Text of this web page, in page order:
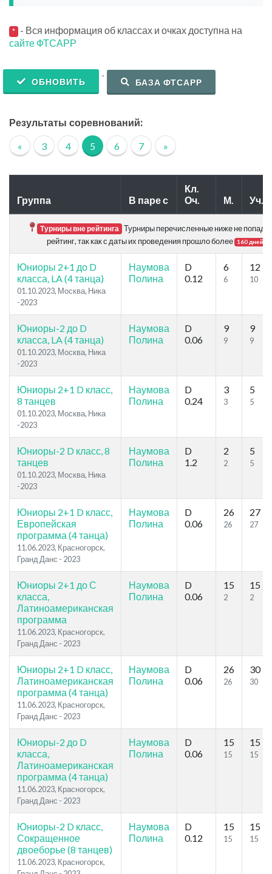
* - Вся информация об классах и очках доступна на
сайте ФТСАРР
ОБНОВИТЬ
.
БАЗА ФТСАРР
Результаты соревнований:
« 3 4 5 6 7 »
Группа В паре с
Кл.
Оч.
М. Уч.
Турниры вне рейтинга Турниры перечисленные ниже не
рейтинг, так как с даты их проведения прошло более 160 дней
Юниоры 2+1 до D
класса, LA (4 танца)
01.10.2023, Москва, Ника
-2023
Наумова
Полина
D
0.12
6
6
12
10
Юниоры-2 до D
класса, LA (4 танца)
01.10.2023, Москва, Ника
-2023
Наумова
Полина
D
0.06
9
9
9
9
Юниоры 2+1 D класс,
8 танцев
01.10.2023, Москва, Ника
-2023
Наумова
Полина
D
0.24
3
3
5
5
Юниоры-2 D класс, 8
танцев
01.10.2023, Москва, Ника
-2023
Наумова
Полина
D
1.2
2
2
5
5
Юниоры 2+1 D класс,
Европейская
программа (4 танца)
11.06.2023, Красногорск,
Гранд Данс - 2023
Наумова
Полина
D
0.06
26
26
27
27
Юниоры 2+1 до С
класса,
Латиноамериканская
программа
11.06.2023, Красногорск,
Гранд Данс - 2023
Наумова
Полина
D
0.06
15
2
15
2
Юниоры 2+1 D класс,
Латиноамериканская
программа (4 танца)
11.06.2023, Красногорск,
Гранд Данс - 2023
Наумова
Полина
D
0.06
26
26
30
30
Юниоры-2 до D
класса,
Латиноамериканская
программа (4 танца)
11.06.2023, Красногорск,
Гранд Данс - 2023
Наумова
Полина
D
0.06
15
15
15
15
Юниоры-2 D класс,
Сокращенное
двоеборье (8 танцев)
11.06.2023, Красногорск,
Наумова
Полина
D
0.12
15
15
15
15